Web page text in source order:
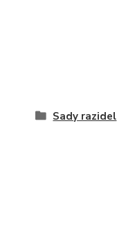
Sady razidel